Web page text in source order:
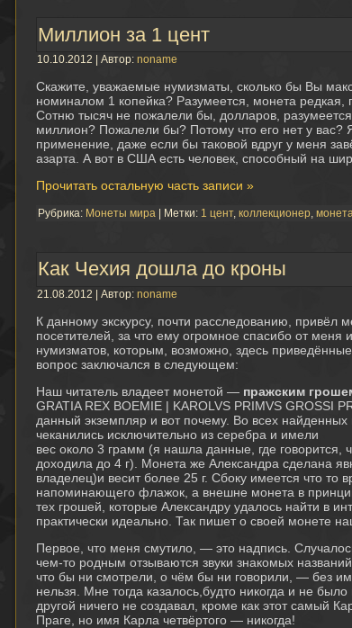
Миллион за 1 цент
10.10.2012 | Автор: noname
Скажите, уважаемые нумизматы, сколько бы Вы
номиналом 1 копейка? Разумеется, монета редкая,
Сотню тысяч не пожалели бы, долларов,
миллион? Пожалели бы? Потому что его нет у вас?
применение, даже если бы таковой вдруг у меня
азарта. А вот в США есть человек, способный на
Прочитать остальную часть записи »
Рубрика: Монеты мира | Метки: 1 цент, коллекционер,
Как Чехия дошла до кроны
21.08.2012 | Автор: noname
К данному экскурсу, почти расследованию, привёл
посетителей, за что ему огромное спасибо от меня
нумизматов, которым, возможно, здесь
вопрос заключался в следующем:
Наш читатель владеет монетой — пражским
GRATIA REX BOEMIE | KAROLVS PRIMVS GROSSI
данный экземпляр и вот почему. Во всех найденных
чеканились исключительно из серебра и имели
вес около 3 грамм (я нашла данные, где говорится,
доходила до 4 г). Монета же Александра сделана
владелец)и весит более 25 г. Сбоку имеется что то
напоминающего флажок, а внешне монета в
тех грошей, которые Александру удалось найти в
практически идеально. Так пишет о своей монете
Первое, что меня смутило, — это надпись.
чем-то родным отзываются звуки знакомых
что бы ни смотрели, о чём бы ни говорили, — без
нельзя. Мне тогда казалось,будто никогда и не
другой ничего не создавал, кроме как этот самый
Праге, но имя Карла четвёртого — никогда!